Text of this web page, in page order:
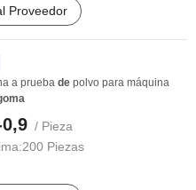
Proveedor
a prueba de polvo para máquina
/ Pieza
200 Piezas